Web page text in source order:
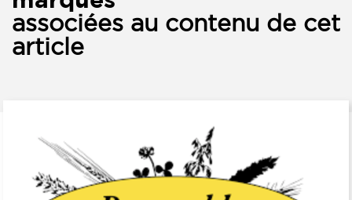
associées au contenu de cet
article